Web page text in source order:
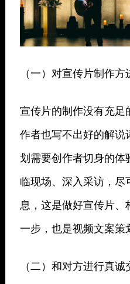
（一）对宣传片制作
宣传片的制作没有充
作者也写不出好的解
划需要创作者切身的
临现场、深入采访，
息，这是做好宣传片
一步，也是视频文案策
（二）和对方进行真诚